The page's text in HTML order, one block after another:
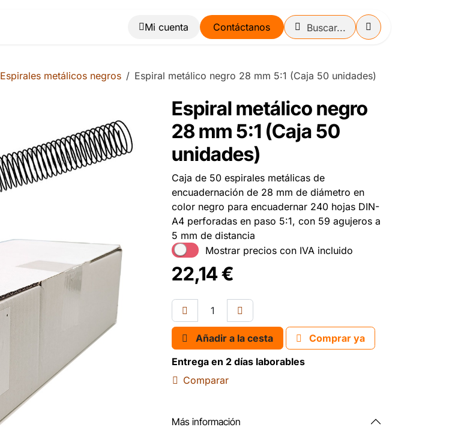
Blog Contáctanos
Espirales metálicos negros Espiral metálico negro 28 mm 5:1 (Caja 50 unidades)
Espiral metálico negro
28 mm 5:1 (Caja 50
unidades)
Caja de 50 espirales metálicas de
encuadernación de 28 mm de diámetro en
color negro para encuadernar 240 hojas DIN-
A4 perforadas en paso 5:1, con 59 agujeros a
5 mm de distancia
Mostrar precios con IVA incluido
22,14€
Añadir a la cesta
Comprar ya
Entrega en 2 días laborables
Comparar
Más información